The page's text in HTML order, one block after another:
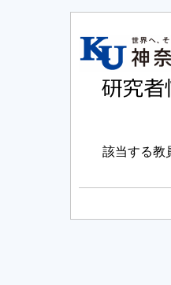
該当する教